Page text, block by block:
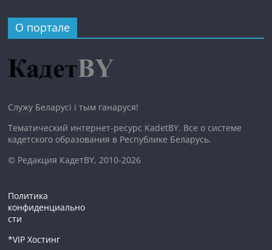
О портале
Служу Беларусі і тым ганаруся!
Тематический интернет-ресурс KadetBY. Все о системе
кадетского образования в Республике Беларусь.
© Редакция КадетBY, 2010-2026
Политика
конфиденциально
сти
*VIP Хостинг